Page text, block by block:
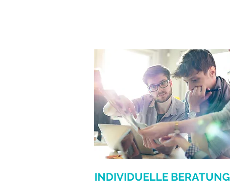
INDIVIDUELLE BERATUNG